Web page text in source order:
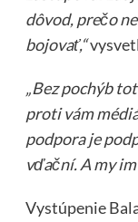
dôvod, prečo
bojovať,“
„Bez pochýb
proti vám
podpora je
vďační. A my
Vystúpenie